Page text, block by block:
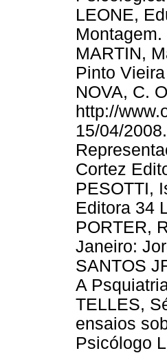
LEONE,
MARTIN,
Pinto
NOVA, C.
http://
15/04/
Cortez
PESOTTI,
Editora 34
PORTER,
Janeiro:
SANTOS
A
TELLES,
ensaios
Psicólogo